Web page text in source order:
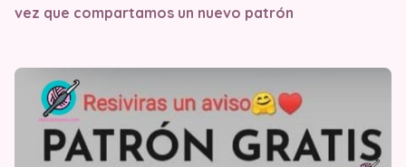
vez que compartamos un nuevo patrón